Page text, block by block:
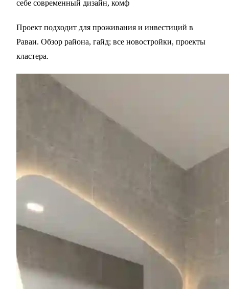
себе современный дизайн, комф
Проект подходит для проживания и инвестиций в
Раваи. Обзор района, гайд; все новостройки, проекты
кластера.